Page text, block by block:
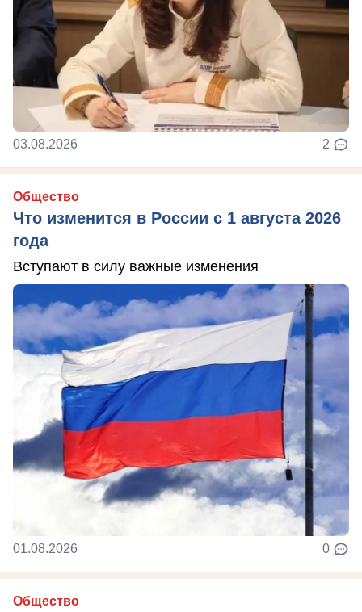
03.08.2026 2
Общество
Что изменится в России с 1 августа 2026
года
Вступают в силу важные изменения
01.08.2026 0
Общество